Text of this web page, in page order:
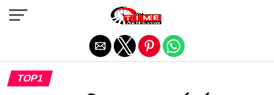
TOP1
Exit mobile version